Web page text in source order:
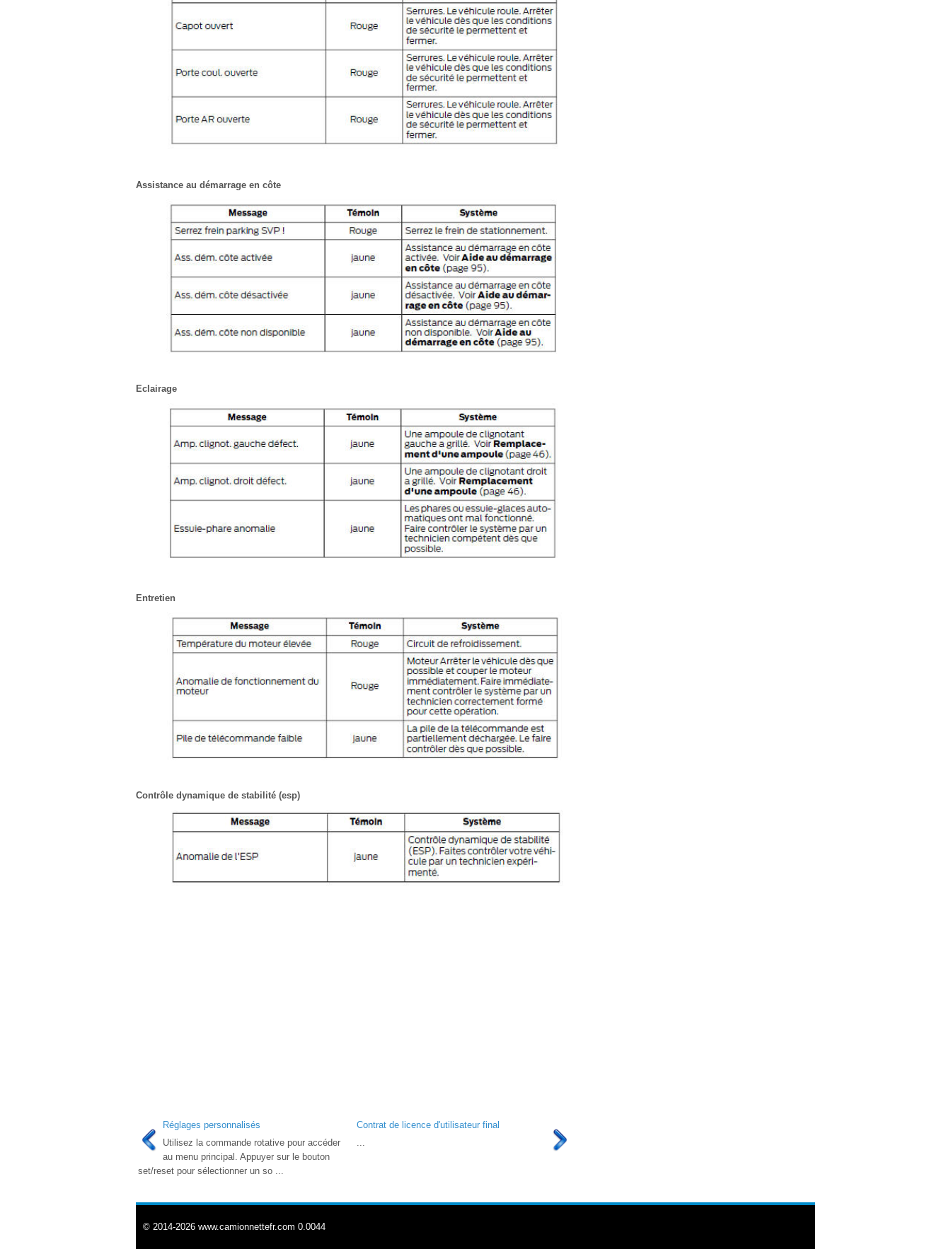
Assistance au démarrage en côte
Eclairage
Entretien
Contrôle dynamique de stabilité (esp)
Réglages personnalisés
Utilisez la commande rotative pour accéder
au menu principal. Appuyer sur le bouton
set/reset pour sélectionner un so ...
Contrat de licence d'utilisateur final
...
© 2014-2026 www.camionnettefr.com 0.0044